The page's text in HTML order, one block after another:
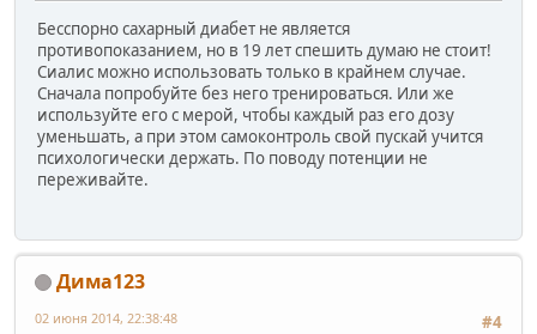
Бесспорно сахарный диабет не является
противопоказанием, но в 19 лет спешить думаю не стоит!
Сиалис можно использовать только в крайнем случае.
Сначала попробуйте без него тренироваться. Или же
используйте его с мерой, чтобы каждый раз его дозу
уменьшать, а при этом самоконтроль свой пускай учится
психологически держать. По поводу потенции не
переживайте.
Дима123
#4
02 июня 2014, 22:38:48